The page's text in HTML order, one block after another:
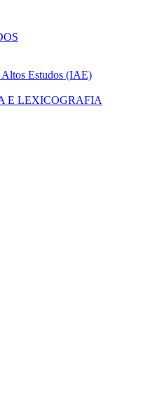
Altos Estudos (IAE)
E LEXICOGRAFIA